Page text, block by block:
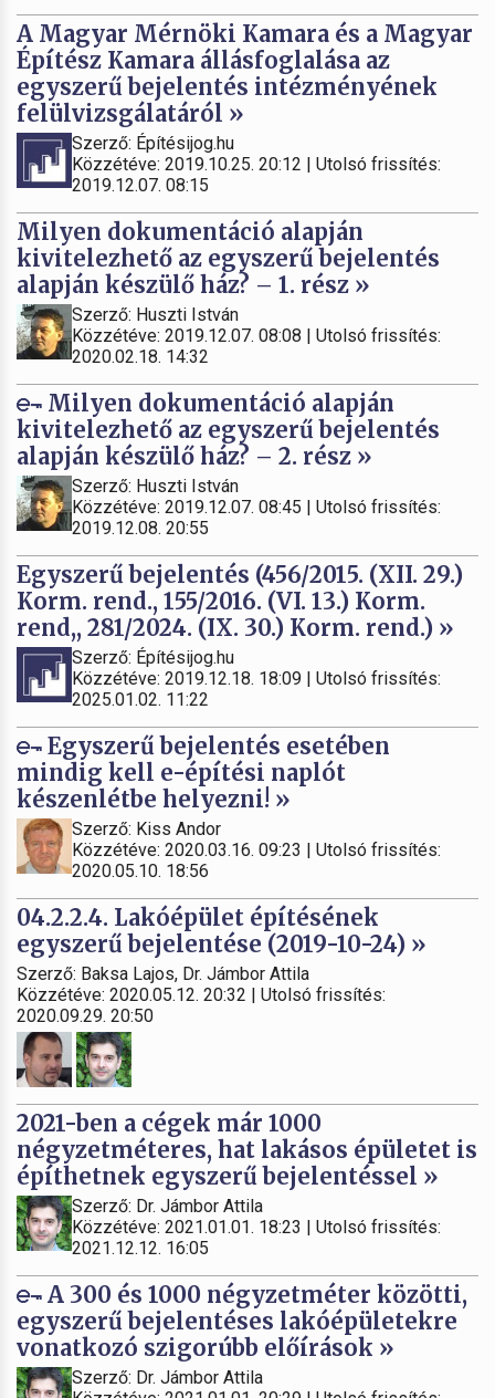
A Magyar Mérnöki Kamara és a Magyar
Építész Kamara állásfoglalása az
egyszerű bejelentés intézményének
felülvizsgálatáról »
Szerző: Építésijog.hu
Közzétéve: 2019.10.25. 20:12 | Utolsó frissítés:
2019.12.07. 08:15
Milyen dokumentáció alapján
kivitelezhető az egyszerű bejelentés
alapján készülő ház? – 1. rész »
Szerző: Huszti István
Közzétéve: 2019.12.07. 08:08 | Utolsó frissítés:
2020.02.18. 14:32
Milyen dokumentáció alapján
kivitelezhető az egyszerű bejelentés
alapján készülő ház? – 2. rész »
Szerző: Huszti István
Közzétéve: 2019.12.07. 08:45 | Utolsó frissítés:
2019.12.08. 20:55
Egyszerű bejelentés (456/2015. (XII. 29.)
Korm. rend., 155/2016. (VI. 13.) Korm.
rend,, 281/2024. (IX. 30.) Korm. rend.) »
Szerző: Építésijog.hu
Közzétéve: 2019.12.18. 18:09 | Utolsó frissítés:
2025.01.02. 11:22
Egyszerű bejelentés esetében
mindig kell e-építési naplót
készenlétbe helyezni! »
Szerző: Kiss Andor
Közzétéve: 2020.03.16. 09:23 | Utolsó frissítés:
2020.05.10. 18:56
04.2.2.4. Lakóépület építésének
egyszerű bejelentése (2019-10-24) »
Szerző: Baksa Lajos, Dr. Jámbor Attila
Közzétéve: 2020.05.12. 20:32 | Utolsó frissítés:
2020.09.29. 20:50
2021-ben a cégek már 1000
négyzetméteres, hat lakásos épületet is
építhetnek egyszerű bejelentéssel »
Szerző: Dr. Jámbor Attila
Közzétéve: 2021.01.01. 18:23 | Utolsó frissítés:
2021.12.12. 16:05
A 300 és 1000 négyzetméter közötti,
egyszerű bejelentéses lakóépületekre
vonatkozó szigorúbb előírások »
Szerző: Dr. Jámbor Attila